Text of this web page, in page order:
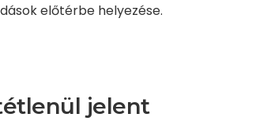
előtérbe helyezése.
jelent